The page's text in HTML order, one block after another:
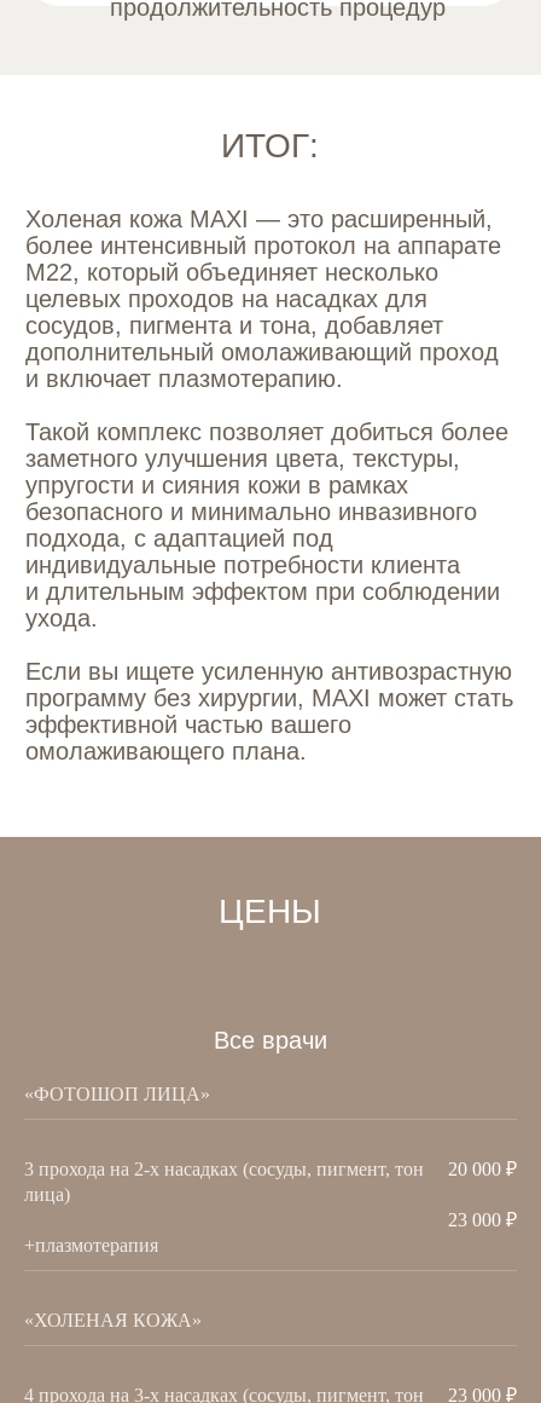
Все врачи
«ФОТОШОП ЛИЦА»
3 прохода на 2-х насадках (сосуды, пигмент, тон
лица)
+плазмотерапия
20 000 ₽
23 000 ₽
«ХОЛЕНАЯ КОЖА»
4 прохода на 3-х насадках (сосуды, пигмент, тон
23 000 ₽
РЕКОМЕНДУЕМЫЕ
ПРОЦЕДУРЫ